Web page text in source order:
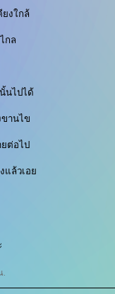
งใกล้
กล
นไปได้
านไข
ยต่อไป
งแล้วเอ